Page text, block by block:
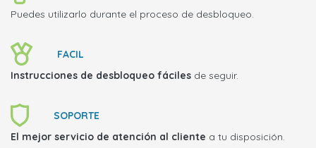
Puedes utilizarlo durante el proceso de desbloqueo.
FACIL
Instrucciones de desbloqueo fáciles de seguir.
SOPORTE
El mejor servicio de atención al cliente a tu disposición.